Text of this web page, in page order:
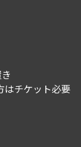
はチケット必要